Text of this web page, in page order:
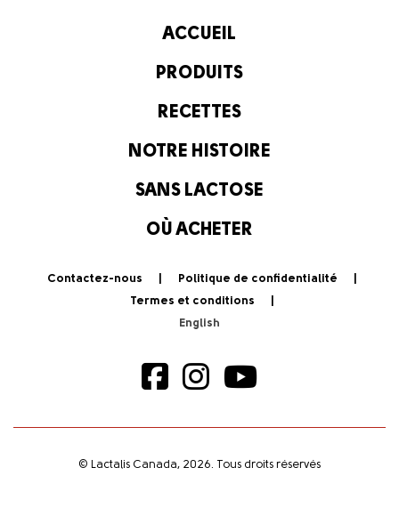
ACCUEIL
PRODUITS
RECETTES
NOTRE HISTOIRE
SANS LACTOSE
OÙ ACHETER
Contactez-nous
Politique de confidentialité
Termes et conditions
© Lactalis Canada, 2026. Tous droits réservés